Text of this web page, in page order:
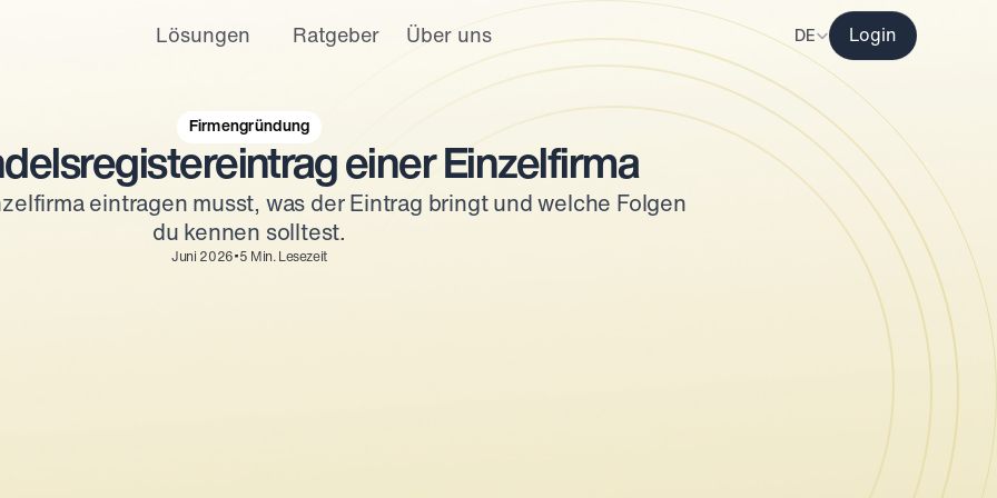
Auftritt sowie personalisierte Anzeigen und Angebote zur
Cookie-Einstellungen Akzeptieren Ablehnen
Lösungen Ratgeber Über uns
Select Language
DE Login
Firmengründung
einer Einzelfirma
eintragen musst, was der Eintrag bringt und welche Folgen
du kennen solltest.
Juni 2026•5 Min. Lesezeit